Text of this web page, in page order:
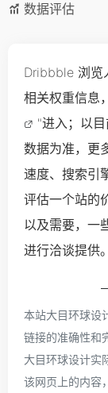
数据评估
Dribbble 浏览
相关权重信息
"进入；以
数据为准，更
速度、搜索引
评估一个站的
以及需要，一
进行洽谈提供
本站大目环球设
链接的准确性和
大目环球设计实
该网页上的内容